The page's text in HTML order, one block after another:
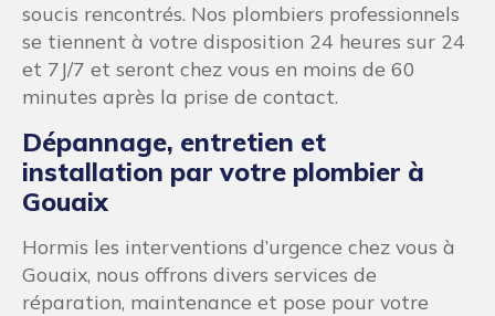
soucis rencontrés. Nos plombiers professionnels
se tiennent à votre disposition 24 heures sur 24
et 7J/7 et seront chez vous en moins de 60
minutes après la prise de contact.
Dépannage, entretien et
installation par votre plombier à
Gouaix
Hormis les interventions d’urgence chez vous à
Gouaix, nous offrons divers services de
réparation, maintenance et pose pour votre